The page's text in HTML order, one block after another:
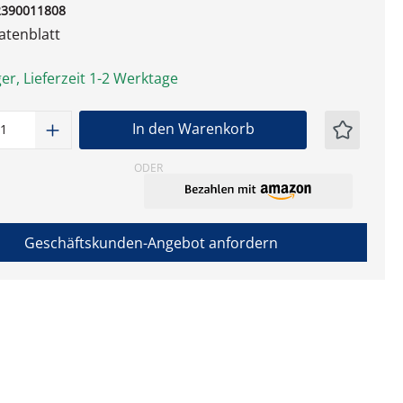
Lieferzeit 1-2 Werktage
Anzahl: Gib den gewünschten Wert
In den Warenkorb
ODER
Geschäftskunden-Angebot anfordern